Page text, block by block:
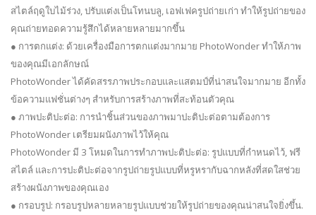
สไตล์ฤดูใบไม้ร่วง, ปรับแต่งเป็นโทนบลู, เอฟเฟครูปถ่ายเก่า ทำให้รูปถ่ายของ
คุณถ่ายทอดความรู้สึกได้หลายหลายมากขึ้น
● การตกแต่ง: ด้วยเครื่องมือการตกแต่งมากมาย PhotoWonder ทำให้ภาพ
ของคุณมีเอกลักษณ์
PhotoWonder ได้คัดสรรภาพประกอบและแสตมป์ที่น่าสนใจมากมาย อีกทั้ง
ข้อความแฟชั่นต่างๆ สำหรับการสร้างภาพที่สะท้อนตัวคุณ
● ภาพปะติปะต่อ: การนำชิ้นส่วนของภาพมาปะติปะต่อตามต้องการ
PhotoWonder เตรียมผนังภาพไว้ให้คุณ
PhotoWonder มี 3 โหมดในการทำภาพปะติปะต่อ: รูปแบบที่กำหนดไว้, ฟรี
สไตล์ และการปะติปะต่อจากรูปถ่ายรูปแบบที่หรูหรากับฉากหลังที่สดใสช่วย
สร้างผนังภาพของคุณเอง
● กรอบรูป: กรอบรูปหลายหลายรูปแบบช่วยให้รูปถ่ายของคุณน่าสนใจยิ่งขึ้น.